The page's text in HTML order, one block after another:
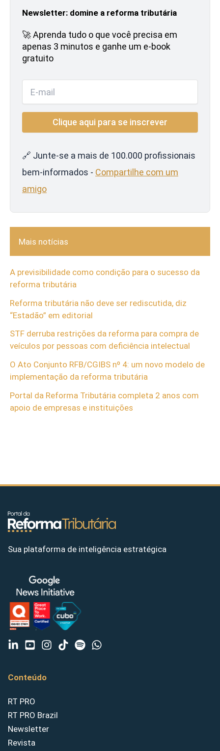
Newsletter: domine a reforma tributária
🚀 Aprenda tudo o que você precisa em
apenas 3 minutos e ganhe um e-book
gratuito
🔗 Junte-se a mais de 100.000 profissionais
bem-informados - Compartilhe com um
amigo
Mais notícias
A previsibilidade como condição para o sucesso da
reforma tributária
Reforma tributária não deve ser rediscutida, diz
“Estadão” em editorial
STF derruba restrições da reforma para compra de
veículos por pessoas com deficiência intelectual
O Ato Conjunto RFB/CGIBS nº 4: um novo modelo de
implementação da reforma tributária
Portal da Reforma Tributária completa 2 anos com
apoio de empresas e instituições
Sua plataforma de inteligência estratégica
Conteúdo
RT PRO
RT PRO Brazil
Newsletter
Revista